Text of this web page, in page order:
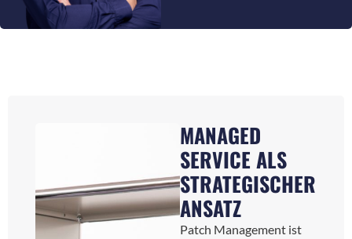
MANAGED
SERVICE ALS
STRATEGISCHER
ANSATZ
Patch Management ist